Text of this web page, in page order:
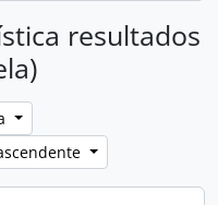
resultados